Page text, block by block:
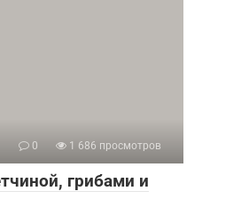
0 1 686 просмотров
грибами и